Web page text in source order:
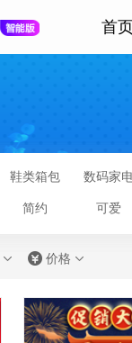
首
鞋类箱包 数码家
简约 可爱
  价格 